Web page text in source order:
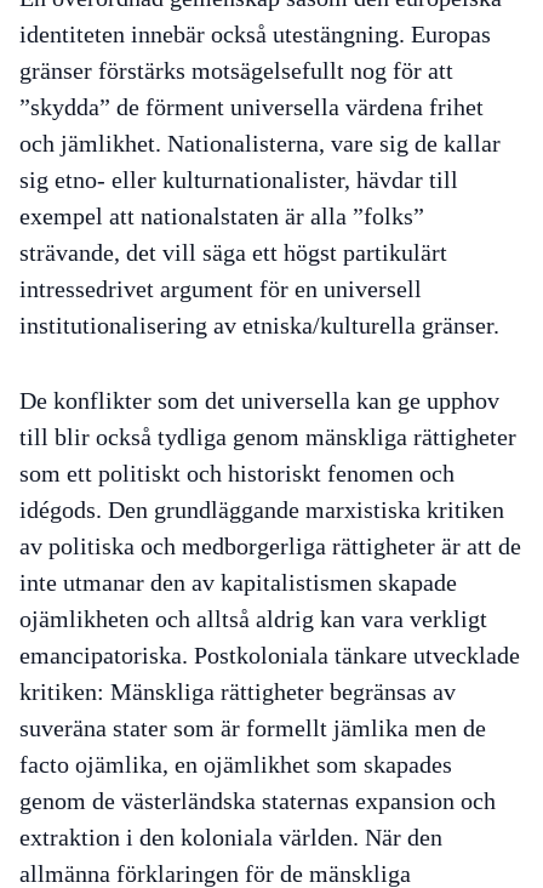
identiteten innebär också utestängning. Europas
gränser förstärks motsägelsefullt nog för att
”skydda” de förment universella värdena frihet
och jämlikhet. Nationalisterna, vare sig de kallar
sig etno- eller kulturnationalister, hävdar till
exempel att nationalstaten är alla ”folks”
strävande, det vill säga ett högst partikulärt
intressedrivet argument för en universell
institutionalisering av etniska/kulturella gränser.
De konflikter som det universella kan ge upphov
till blir också tydliga genom mänskliga rättigheter
som ett politiskt och historiskt fenomen och
idégods. Den grundläggande marxistiska kritiken
av politiska och medborgerliga rättigheter är att de
inte utmanar den av kapitalistismen skapade
ojämlikheten och alltså aldrig kan vara verkligt
emancipatoriska. Postkoloniala tänkare utvecklade
kritiken: Mänskliga rättigheter begränsas av
suveräna stater som är formellt jämlika men de
facto ojämlika, en ojämlikhet som skapades
genom de västerländska staternas expansion och
extraktion i den koloniala världen. När den
allmänna förklaringen för de mänskliga